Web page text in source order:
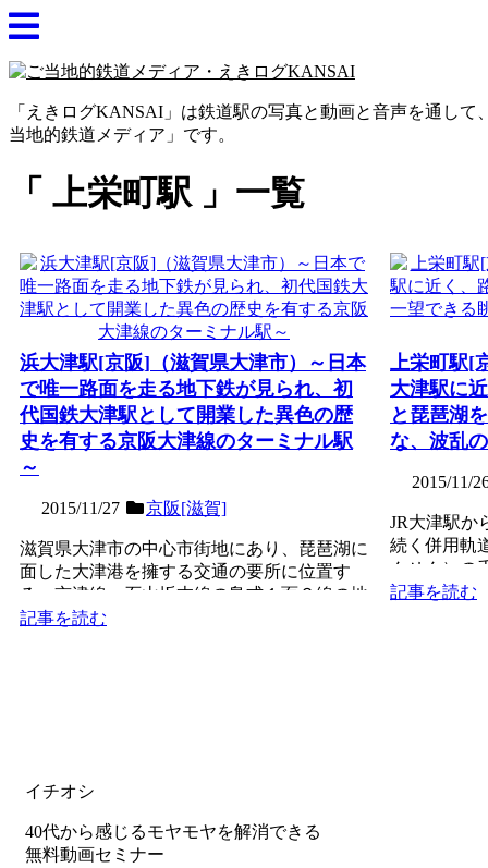
「えきログKANSAI」は鉄道駅の写真と動画と音声を通し
当地的鉄道メディア」です。
上栄町駅 一覧
浜大津駅[京阪]（滋賀県大津市）～日本
で唯一路面を走る地下鉄が見られ、初
代国鉄大津駅として開業した異色の歴
史を有する京阪大津線のターミナル駅
～
2015/11/27 京阪[滋賀]
滋賀県大津市の中心市街地にあり、琵琶湖に
面した大津港を擁する交通の要所に位置す
る、京津線・石山坂本線の島式１面２線の地
上駅で、第３回近畿の駅...
記事を読む
上栄町駅[
大津駅に
と琵琶湖
な、波乱
2015/11/
JR大津駅か
続く併用軌
んせん）の
（大正元年
記事を読む
イチオシ
40代から感じるモヤモヤを解消できる
無料動画セミナー